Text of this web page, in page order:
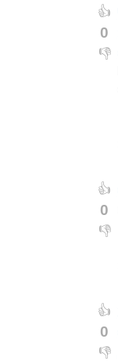
👍
0
👎
👍
0
👎
👍
0
👎